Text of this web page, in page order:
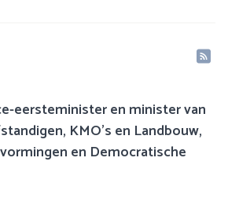
eersteminister en minister van
KMO’s en Landbouw,
en Democratische